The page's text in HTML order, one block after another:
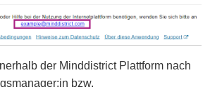
der Minddistrict Plattform nach
bzw.